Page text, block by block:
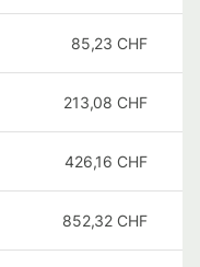
85,23 CHF
213,08 CHF
426,16 CHF
852,32 CHF